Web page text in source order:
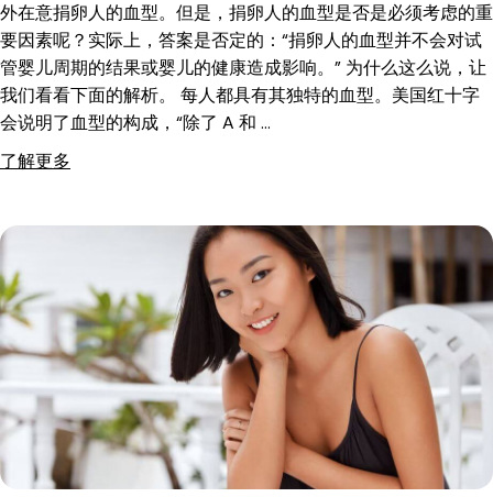
外在意捐卵人的血型。但是，捐卵人的血型是否是必须考虑的重
要因素呢？实际上，答案是否定的：“捐卵人的血型并不会对试
管婴儿周期的结果或婴儿的健康造成影响。” 为什么这么说，让
我们看看下面的解析。 每人都具有其独特的血型。美国红十字
会说明了血型的构成，“除了 A 和 …
了解更多